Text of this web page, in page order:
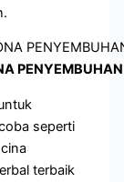
seperti
terbaik